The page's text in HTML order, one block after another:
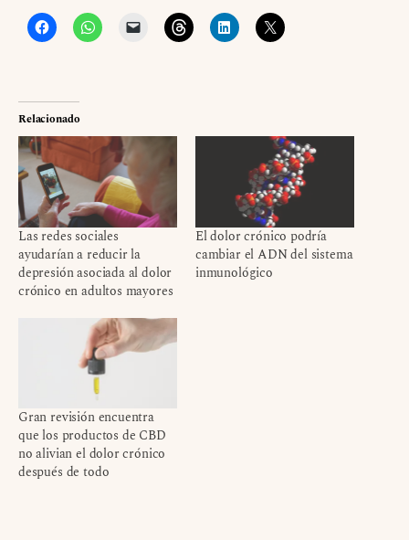
Relacionado
Las redes sociales
ayudarían a reducir la
depresión asociada al dolor
crónico en adultos mayores
El dolor crónico podría
cambiar el ADN del sistema
inmunológico
Gran revisión encuentra
que los productos de CBD
no alivian el dolor crónico
después de todo